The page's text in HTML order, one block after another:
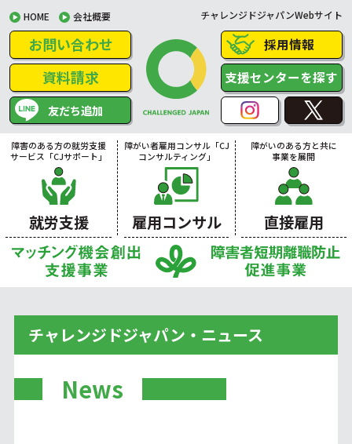
HOME 会社概要 チャレンジドジャパンWebサイト
お問い合わせ
資料請求
友だち追加
採用情報
支援センターを探す
障害のある方の就労支援
サービス「CJサポート」
就労支援
障がい者雇用コンサル「CJ
コンサルティング」
雇用コンサル
障がいのある方と共に
事業を展開
直接雇用
チャレンジドジャパン・ニュース
News